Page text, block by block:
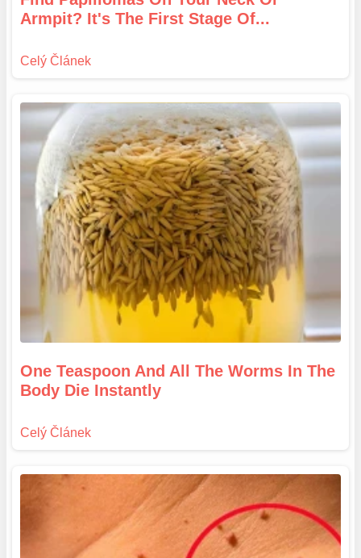
Armpit? It's The First Stage Of...
One Teaspoon And All The Worms In The
Body Die Instantly